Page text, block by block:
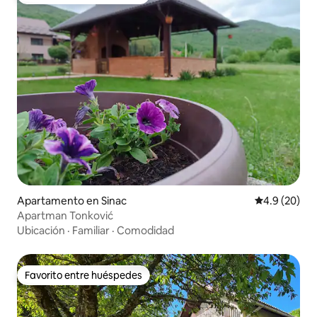
Apartamento en Sinac Calificación
4.9 (20)
Apartman Tonković
Ubicación · Familiar · Comodidad
Favorito entre huéspedes
Favorito entre huéspedes